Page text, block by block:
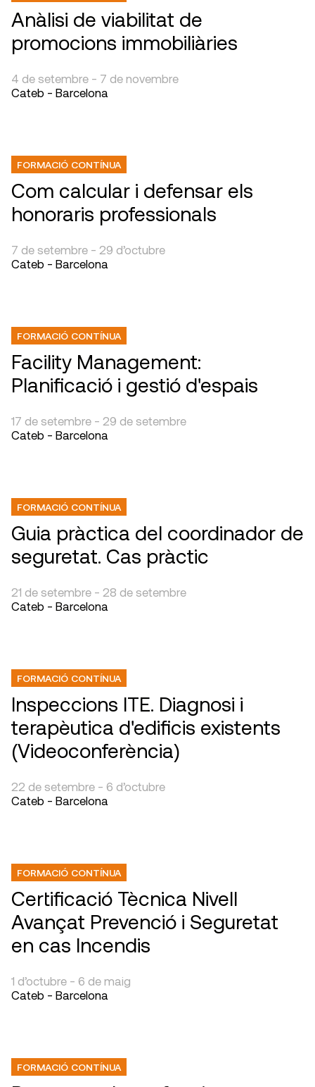
Anàlisi de viabilitat de
promocions immobiliàries
4 de setembre - 7 de novembre
Cateb - Barcelona
FORMACIÓ CONTÍNUA
Com calcular i defensar els
honoraris professionals
7 de setembre - 29 d’octubre
Cateb - Barcelona
FORMACIÓ CONTÍNUA
Facility Management:
Planificació i gestió d'espais
17 de setembre - 29 de setembre
Cateb - Barcelona
FORMACIÓ CONTÍNUA
Guia pràctica del coordinador de
seguretat. Cas pràctic
21 de setembre - 28 de setembre
Cateb - Barcelona
FORMACIÓ CONTÍNUA
Inspeccions ITE. Diagnosi i
terapèutica d'edificis existents
(Videoconferència)
22 de setembre - 6 d’octubre
Cateb - Barcelona
FORMACIÓ CONTÍNUA
Certificació Tècnica Nivell
Avançat Prevenció i Seguretat
en cas Incendis
1 d’octubre - 6 de maig
Cateb - Barcelona
FORMACIÓ CONTÍNUA